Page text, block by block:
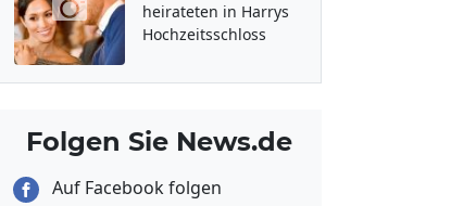
heirateten in Harrys
Hochzeitsschloss
Folgen Sie News.de
Auf Facebook folgen